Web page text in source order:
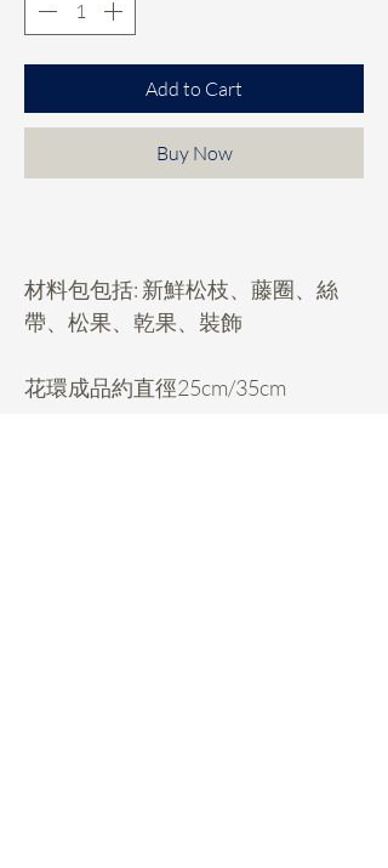
Add to Cart
Buy Now
材料包包括: 新鮮松枝、藤圈、絲
帶、松果、乾果、裝飾
花環成品約直徑25cm/35cm